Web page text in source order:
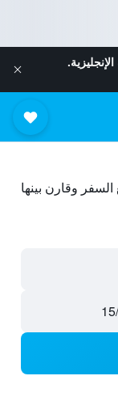
وقارن بينها